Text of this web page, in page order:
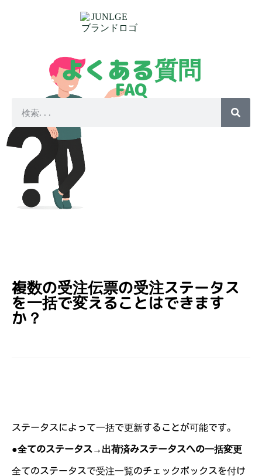
よくある質問
FAQ
複数の受注伝票の受注ステータス
を一括で変えることはできます
か？
ステータスによって一括で更新することが可能です。
●全てのステータス→出荷済みステータスへの一括変更
全てのステータスで受注一覧のチェックボックスを付け